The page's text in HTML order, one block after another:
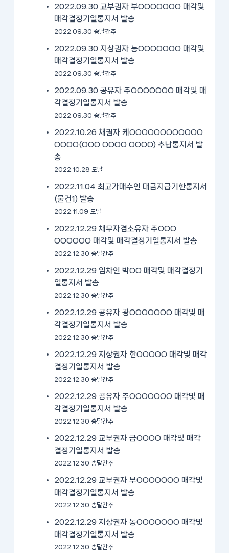
2022.09.30 교부권자 부OOOOOOO 매각및
매각결정기일통지서 발송
2022.09.30 송달간주
2022.09.30 지상권자 농OOOOOOO 매각및
매각결정기일통지서 발송
2022.09.30 송달간주
2022.09.30 공유자 주OOOOOOO 매각및 매
각결정기일통지서 발송
2022.09.30 송달간주
2022.10.26 채권자 케OOOOOOOOOOOO
OOOO(OOO OOOO OOOO) 추납통지서 발
송
2022.10.28 도달
2022.11.04 최고가매수인 대금지급기한통지서
(물건1) 발송
2022.11.09 도달
2022.12.29 채무자겸소유자 주OOO
OOOOOO 매각및 매각결정기일통지서 발송
2022.12.30 송달간주
2022.12.29 임차인 박OO 매각및 매각결정기
일통지서 발송
2022.12.30 송달간주
2022.12.29 공유자 광OOOOOOO 매각및 매
각결정기일통지서 발송
2022.12.30 송달간주
2022.12.29 지상권자 한OOOOO 매각및 매각
결정기일통지서 발송
2022.12.30 송달간주
2022.12.29 공유자 주OOOOOOO 매각및 매
각결정기일통지서 발송
2022.12.30 송달간주
2022.12.29 교부권자 금OOOO 매각및 매각
결정기일통지서 발송
2022.12.30 송달간주
2022.12.29 교부권자 부OOOOOOO 매각및
매각결정기일통지서 발송
2022.12.30 송달간주
2022.12.29 지상권자 농OOOOOOO 매각및
매각결정기일통지서 발송
2022.12.30 송달간주